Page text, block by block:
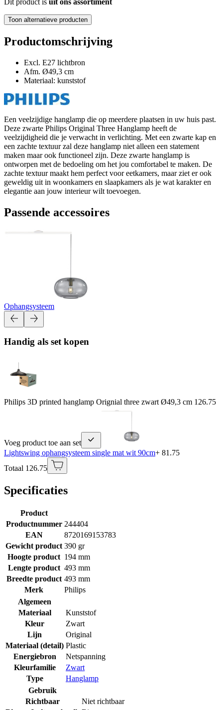
Toon alternatieve producten
Productomschrijving
Excl. E27 lichtbron
Afm. Ø49,3 cm
Materiaal: kunststof
Een veelzijdige hanglamp die op meerdere plaatsen in uw huis past.
Deze zwarte Philips Original Three Hanglamp heeft de
veelzijdigheid die je verwacht in verlichting. Met een zwarte kap en
een zachte textuur zal deze hanglamp niet alleen een statement
maken maar ook functioneel zijn. Deze zwarte hanglamp is
ontworpen met de bedoeling om het jou comfortabel te maken. De
zachte textuur maakt hem perfect voor eetkamers, maar ziet er ook
geweldig uit in woonkamers en slaapkamers als je wat karakter en
elegantie aan jouw interieur wilt toevoegen.
Passende accessoires
Ophangsysteem
Handig als set kopen
Philips 3D printed hanglamp Orignial three zwart Ø49,3 cm 126.75
Voeg product toe aan set
Lightswing ophangsysteem single mat wit 90cm+ 81.75
Totaal 126.75
Specificaties
Product
Productnummer 244404
EAN
8720169153783
Gewicht product 390 gr
Hoogte product 194 mm
Lengte product 493 mm
Breedte product 493 mm
Merk
Philips
Algemeen
Materiaal
Kunststof
Kleur
Zwart
Lijn
Original
Materiaal (detail) Plastic
Energiebron
Netspanning
Kleurfamilie
Zwart
Type
Hanglamp
Gebruik
Richtbaar
Niet richtbaar